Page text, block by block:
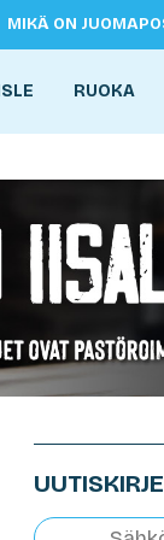
MIKÄ ON
RUOKA
UUTISKIRJE